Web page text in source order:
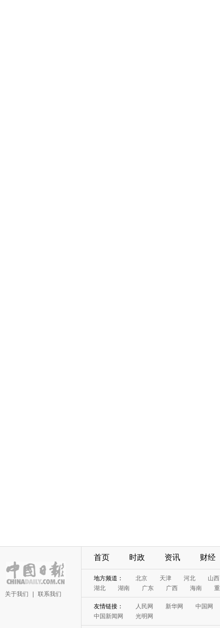
关于我们 联系我们
首页 时政 资讯 财经
地方频道： 北京 天津 河北
山西
湖北
湖南 广东 广西 海南
友情链接： 人民网 新华网
中国网
中国新闻网
光明网